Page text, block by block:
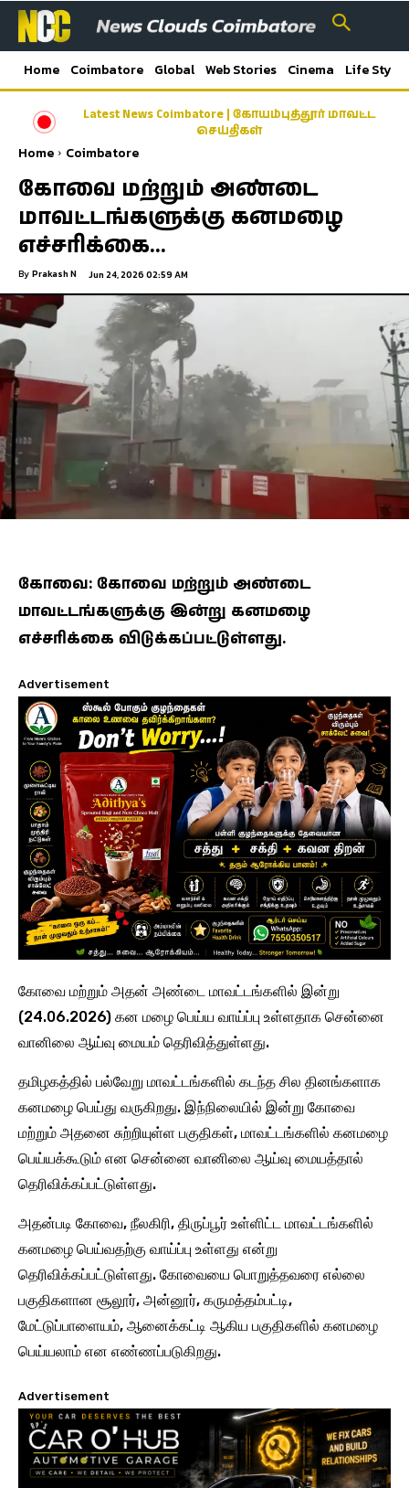
Home Coimbatore Global Web Stories Cinema Life Style
Latest News Coimbatore | கோயம்புத்தூர் மாவட்ட
செய்திகள்
Home Coimbatore
கோவை மற்றும் அண்டை
மாவட்டங்களுக்கு கனமழை
எச்சரிக்கை…
By Prakash N Jun 24, 2026 02:59 AM
கோவை: கோவை மற்றும் அண்டை
மாவட்டங்களுக்கு இன்று கனமழை
எச்சரிக்கை விடுக்கப்பட்டுள்ளது.
Advertisement
கோவை மற்றும் அதன் அண்டை மாவட்டங்களில் இன்று
(24.06.2026) கன மழை பெய்ய வாய்ப்பு உள்ளதாக சென்னை
வானிலை ஆய்வு மையம் தெரிவித்துள்ளது.
தமிழகத்தில் பல்வேறு மாவட்டங்களில் கடந்த சில தினங்களாக
கனமழை பெய்து வருகிறது. இந்நிலையில் இன்று கோவை
மற்றும் அதனை சுற்றியுள்ள பகுதிகள், மாவட்டங்களில் கனமழை
பெய்யக்கூடும் என சென்னை வானிலை ஆய்வு மையத்தால்
தெரிவிக்கப்பட்டுள்ளது.
அதன்படி கோவை, நீலகிரி, திருப்பூர் உள்ளிட்ட மாவட்டங்களில்
கனமழை பெய்வதற்கு வாய்ப்பு உள்ளது என்று
தெரிவிக்கப்பட்டுள்ளது. கோவையை பொறுத்தவரை எல்லை
பகுதிகளான சூலூர், அன்னூர், கருமத்தம்பட்டி,
மேட்டுப்பாளையம், ஆனைக்கட்டி ஆகிய பகுதிகளில் கனமழை
பெய்யலாம் என எண்ணப்படுகிறது.
Advertisement